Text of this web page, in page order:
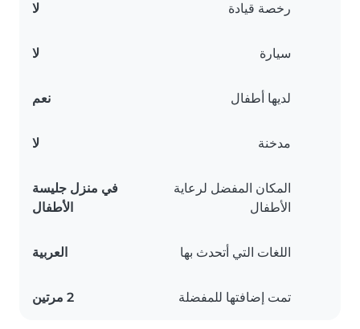
رخصة قيادة لا
سيارة لا
لديها أطفال نعم
مدخنة لا
المكان المفضل لرعاية
الأطفال
في منزل جليسة
الأطفال
اللغات التي أتحدث بها العربية
تمت إضافتها للمفضلة 2 مرتين